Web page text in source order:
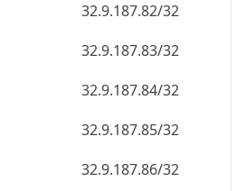
32.9.187.82/32
32.9.187.83/32
32.9.187.84/32
32.9.187.85/32
32.9.187.86/32